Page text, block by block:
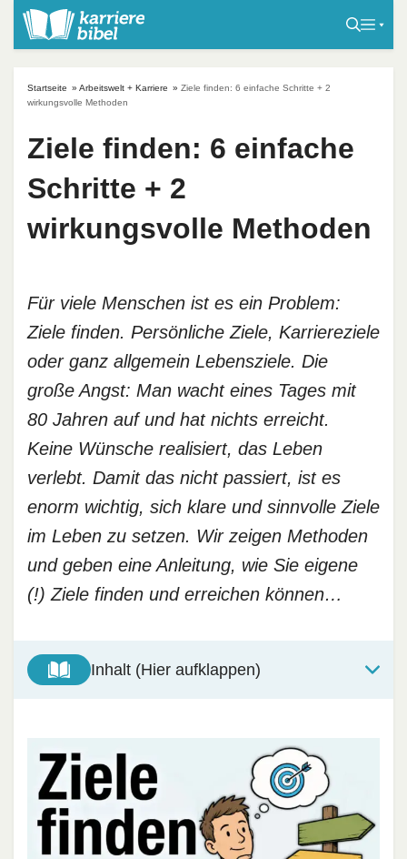
Startseite » Arbeitswelt + Karriere » Ziele finden: 6 einfache Schritte + 2
wirkungsvolle Methoden
Ziele finden: 6 einfache
Schritte + 2
wirkungsvolle Methoden
Für viele Menschen ist es ein Problem:
Ziele finden. Persönliche Ziele, Karriereziele
oder ganz allgemein Lebensziele. Die
große Angst: Man wacht eines Tages mit
80 Jahren auf und hat nichts erreicht.
Keine Wünsche realisiert, das Leben
verlebt. Damit das nicht passiert, ist es
enorm wichtig, sich klare und sinnvolle Ziele
im Leben zu setzen. Wir zeigen Methoden
und geben eine Anleitung, wie Sie eigene
(!) Ziele finden und erreichen können…
Inhalt (Hier aufklappen)